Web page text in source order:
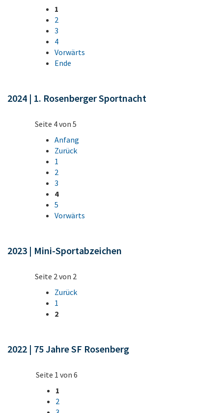
1
2
3
4
Vorwärts
Ende
2024 | 1. Rosenberger Sportnacht
Seite 4 von 5
Anfang
Zurück
1
2
3
4
5
Vorwärts
2023 | Mini-Sportabzeichen
Seite 2 von 2
Zurück
1
2
2022 | 75 Jahre SF Rosenberg
Seite 1 von 6
1
2